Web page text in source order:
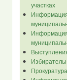
участках